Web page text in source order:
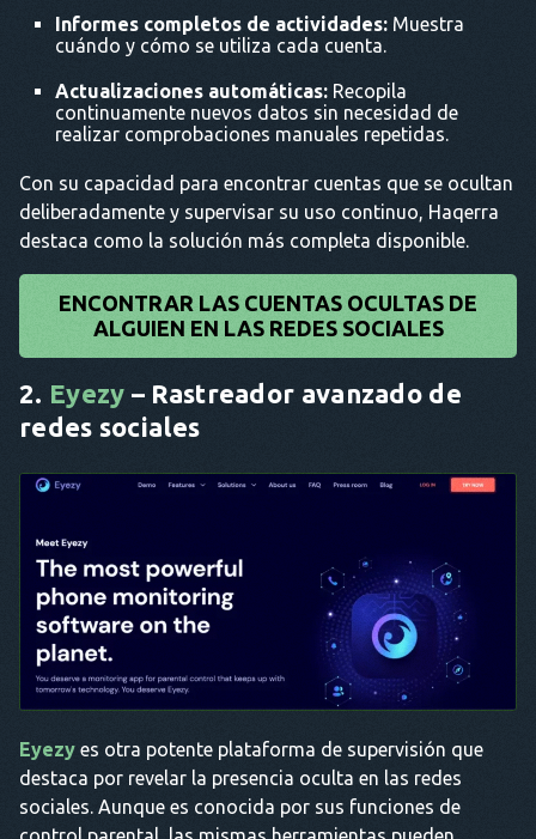
Informes completos de actividades: Muestra
cuándo y cómo se utiliza cada cuenta.
Actualizaciones automáticas: Recopila
continuamente nuevos datos sin necesidad de
realizar comprobaciones manuales repetidas.
Con su capacidad para encontrar cuentas que se ocultan
deliberadamente y supervisar su uso continuo, Haqerra
destaca como la solución más completa disponible.
ENCONTRAR LAS CUENTAS OCULTAS DE
ALGUIEN EN LAS REDES SOCIALES
2. Eyezy – Rastreador avanzado de
redes sociales
Eyezy es otra potente plataforma de supervisión que
destaca por revelar la presencia oculta en las redes
sociales. Aunque es conocida por sus funciones de